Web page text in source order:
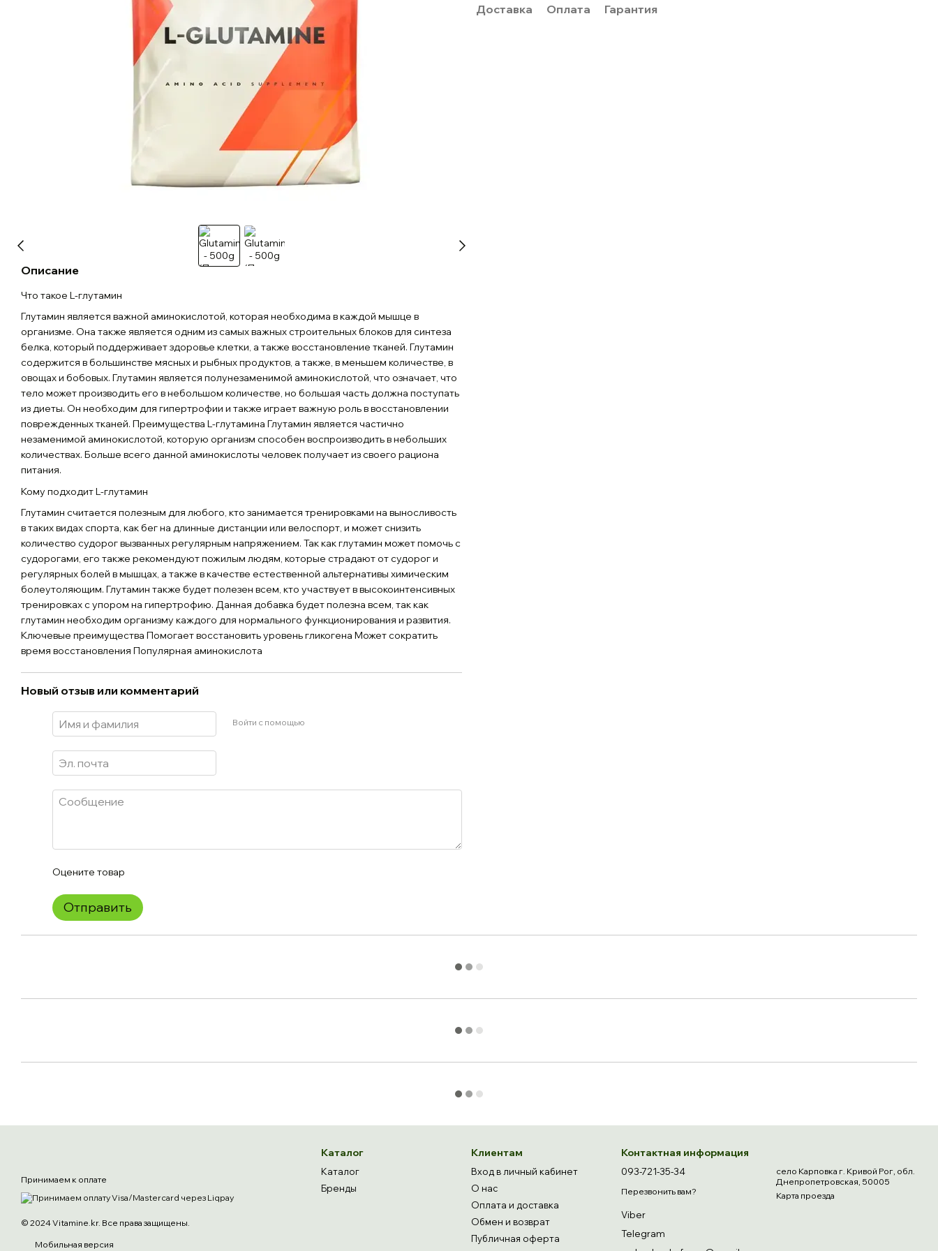
Описание
Что такое L-глутамин
Глутамин является важной аминокислотой, которая необходима в каждой мышце в
организме. Она также является одним из самых важных строительных блоков для синтеза
белка, который поддерживает здоровье клетки, а также восстановление тканей. Глутамин
содержится в большинстве мясных и рыбных продуктов, а также, в меньшем количестве, в
овощах и бобовых. Глутамин является полунезаменимой аминокислотой, что означает, что
тело может производить его в небольшом количестве, но большая часть должна поступать
из диеты. Он необходим для гипертрофии и также играет важную роль в восстановлении
поврежденных тканей. Преимущества L-глутамина Глутамин является частично
незаменимой аминокислотой, которую организм способен воспроизводить в небольших
количествах. Больше всего данной аминокислоты человек получает из своего рациона
питания.
Кому подходит L-глутамин
Глутамин считается полезным для любого, кто занимается тренировками на выносливость
в таких видах спорта, как бег на длинные дистанции или велоспорт, и может снизить
количество судорог вызванных регулярным напряжением. Так как глутамин может помочь с
судорогами, его также рекомендуют пожилым людям, которые страдают от судорог и
регулярных болей в мышцах, а также в качестве естественной альтернативы химическим
болеутоляющим. Глутамин также будет полезен всем, кто участвует в высокоинтенсивных
тренировках с упором на гипертрофию. Данная добавка будет полезна всем, так как
глутамин необходим организму каждого для нормального функционирования и развития.
Ключевые преимущества Помогает восстановить уровень гликогена Может сократить
время восстановления Популярная аминокислота
Новый отзыв или комментарий
Войти с помощью
Оцените товар
Отправить
Доставка Оплата Гарантия
Принимаем к оплате
© 2024 Vitamine.kr. Все права защищены.
Мобильная версия
Каталог
Каталог
Бренды
Клиентам
Вход в личный кабинет
О нас
Оплата и доставка
Обмен и возврат
Публичная оферта
Контактная информация
093-721-35-34
Перезвонить вам?
Viber
Telegram
село Карповка г. Кривой Рог, обл.
Днепропетровская, 50005
Карта проезда